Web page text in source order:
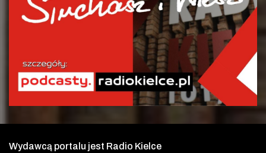
Wydawcą portalu jest Radio Kielce